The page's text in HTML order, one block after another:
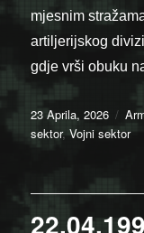
mjesnim
artiljerijskog
gdje vrši obuku
Posted
on
23 Aprila, 2026
sektor,Vojni sektor